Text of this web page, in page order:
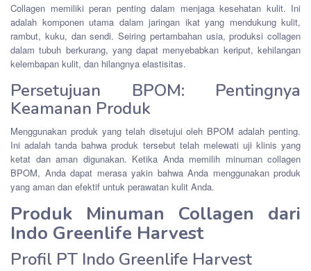
Collagen memiliki peran penting dalam menjaga kesehatan kulit. Ini
adalah komponen utama dalam jaringan ikat yang mendukung kulit,
rambut, kuku, dan sendi. Seiring pertambahan usia, produksi collagen
dalam tubuh berkurang, yang dapat menyebabkan keriput, kehilangan
kelembapan kulit, dan hilangnya elastisitas.
Persetujuan BPOM: Pentingnya
Keamanan Produk
Menggunakan produk yang telah disetujui oleh BPOM adalah penting.
Ini adalah tanda bahwa produk tersebut telah melewati uji klinis yang
ketat dan aman digunakan. Ketika Anda memilih minuman collagen
BPOM, Anda dapat merasa yakin bahwa Anda menggunakan produk
yang aman dan efektif untuk perawatan kulit Anda.
Produk Minuman Collagen dari
Indo Greenlife Harvest
Profil PT Indo Greenlife Harvest